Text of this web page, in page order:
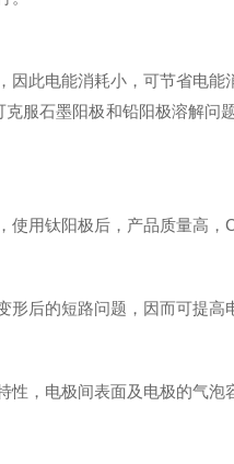
此电能消耗小，可节省电能
服石墨阳极和铅阳极溶解
用钛阳极后，产品质量高，
后的短路问题，因而可提高
，电极间表面及电极的气泡